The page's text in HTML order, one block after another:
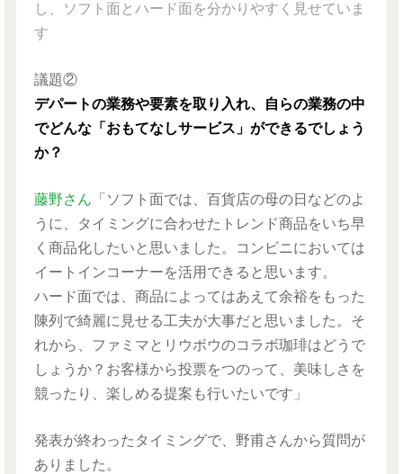
し、ソフト面とハード面を分かりやすく見せていま
す
議題②
デパートの業務や要素を取り入れ、自らの業務の中
でどんな「おもてなしサービス」ができるでしょう
か？
藤野さん 「ソフト面では、百貨店の母の日などのよ
うに、タイミングに合わせたトレンド商品をいち早
く商品化したいと思いました。コンビニにおいては
イートインコーナーを活用できると思います。
ハード面では、商品によってはあえて余裕をもった
陳列で綺麗に見せる工夫が大事だと思いました。そ
れから、ファミマとリウボウのコラボ珈琲はどうで
しょうか？お客様から投票をつのって、美味しさを
競ったり、楽しめる提案も行いたいです」
発表が終わったタイミングで、野甫さんから質問が
ありました。